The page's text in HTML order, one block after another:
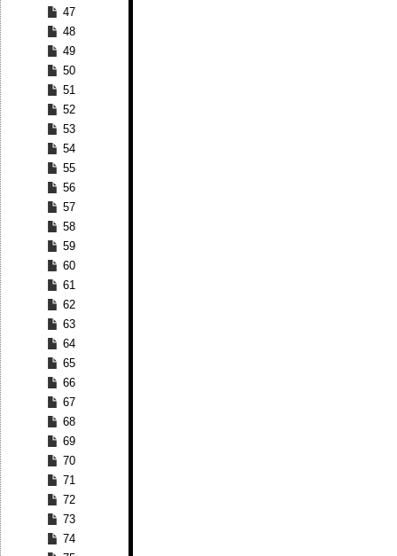
47
48
49
50
51
52
53
54
55
56
57
58
59
60
61
62
63
64
65
66
67
68
69
70
71
72
73
74